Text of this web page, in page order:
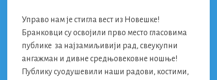
Управо нам је стигла вест из Новешке!
Бранковци су освојили прво место гласовима
публике за најзамиљивији рад, свеукупни
ангажман и дивне средњовековне ношње!
Публику суодушевили наши радови, костими,